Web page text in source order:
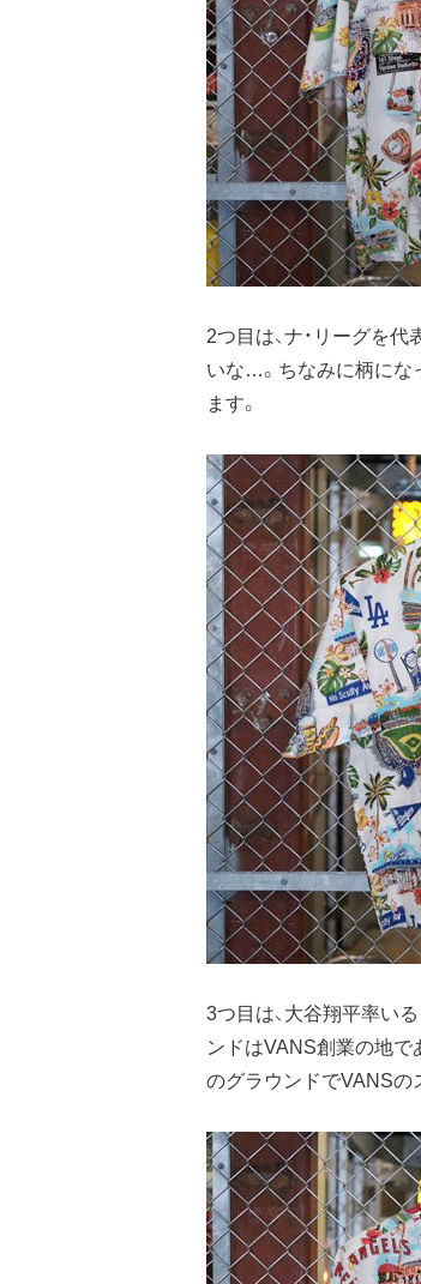
2つ目は、ナ・リーグを
いな…。ちなみに柄にな
ます。
3つ目は、大谷翔平率い
ンドはVANS創業の地で
のグラウンドでVANSの